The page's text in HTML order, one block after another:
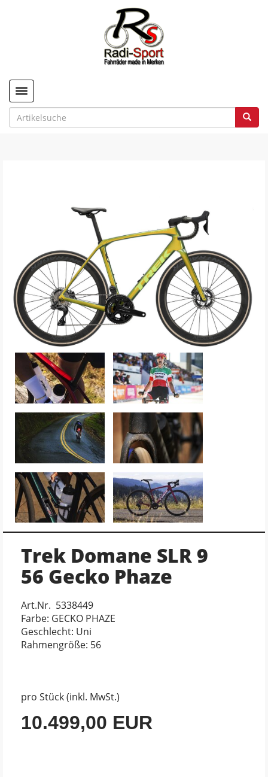
Toggle navigation
Trek Domane SLR 9
56 Gecko Phaze
Art.Nr. 5338449
Farbe: GECKO PHAZE
Geschlecht: Uni
Rahmengröße: 56
pro Stück (inkl. MwSt.)
10.499,00 EUR